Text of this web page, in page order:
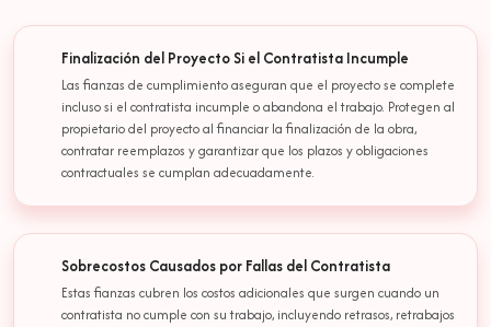
Finalización del Proyecto Si el Contratista Incumple
Las fianzas de cumplimiento aseguran que el proyecto se complete
incluso si el contratista incumple o abandona el trabajo. Protegen al
propietario del proyecto al financiar la finalización de la obra,
contratar reemplazos y garantizar que los plazos y obligaciones
contractuales se cumplan adecuadamente.
Sobrecostos Causados por Fallas del Contratista
Estas fianzas cubren los costos adicionales que surgen cuando un
contratista no cumple con su trabajo, incluyendo retrasos, retrabajos